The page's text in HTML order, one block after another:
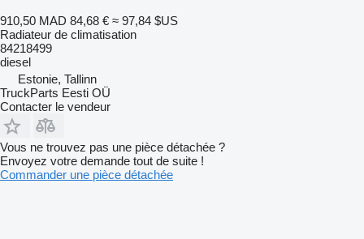
910,50 MAD 84,68 € ≈ 97,84 $US
Radiateur de climatisation
84218499
diesel
Estonie, Tallinn
TruckParts Eesti OÜ
Contacter le vendeur
Vous ne trouvez pas une pièce détachée ?
Envoyez votre demande tout de suite !
Commander une pièce détachée